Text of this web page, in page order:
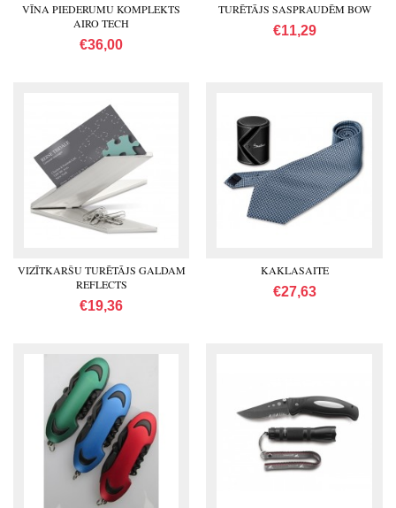
VĪNA PIEDERUMU KOMPLEKTS
AIRO TECH
€36,00
TURĒTĀJS SASPRAUDĒM BOW
€11,29
VIZĪTKARŠU TURĒTĀJS GALDAM
REFLECTS
€19,36
KAKLASAITE
€27,63